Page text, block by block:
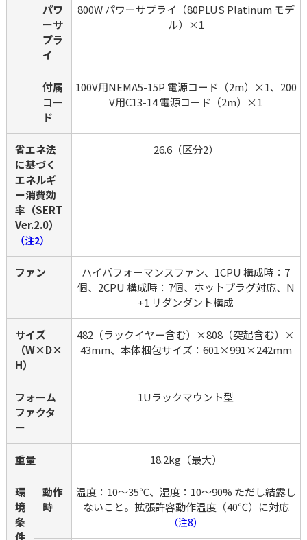
パワ
ーサ
プラ
イ
800W パワーサプライ（80PLUS Platinum モデ
ル）×1
付属
コー
ド
100V用NEMA5-15P 電源コード（2m）×1、200
V用C13-14 電源コード（2m）×1
省エネ法
に基づく
エネルギ
ー消費効
率（SERT
Ver.2.0）
（注2）
26.6（区分2）
ファン
ハイパフォーマンスファン、1CPU 構成時：7
個、2CPU 構成時：7個、ホットプラグ対応、N
+1 リダンダント構成
サイズ
（W×D×
H）
482（ラックイヤー含む）×808（突起含む）×
43mm、本体梱包サイズ：601×991×242mm
フォーム
ファクタ
ー
1Uラックマウント型
重量 18.2kg（最大）
環
境
条
件
動作
時
温度：10～35℃、湿度：10～90% ただし結露し
ないこと。拡張許容動作温度（40℃）に対応
（注8）